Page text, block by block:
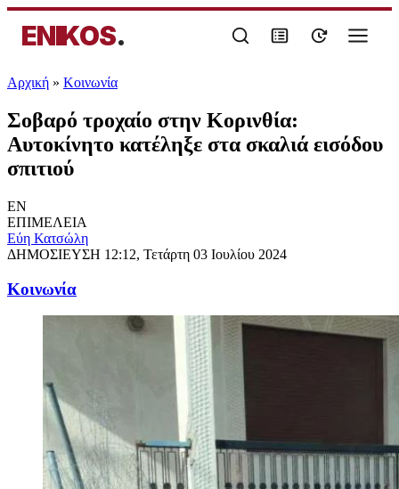
ENIKOS.
Αρχική » Κοινωνία
Σοβαρό τροχαίο στην Κορινθία:
Αυτοκίνητο κατέληξε στα σκαλιά εισόδου
σπιτιού
EN
ΕΠΙΜΕΛΕΙΑ
Εύη Κατσώλη
ΔΗΜΟΣΙΕΥΣΗ 12:12, Τετάρτη 03 Ιουλίου 2024
Κοινωνία